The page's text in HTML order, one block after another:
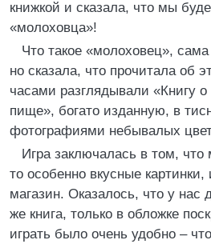
книжкой и сказала, что мы
«молоховца»!
Что такое «молоховец»,
но сказала, что прочитала об
часами разглядывали «Книгу
пище», богато изданную, в
фотографиями небывалых
Игра заключалась в том,
то особенно вкусные
магазин. Оказалось, что у нас
же книга, только в обложке
играть было очень удобно –